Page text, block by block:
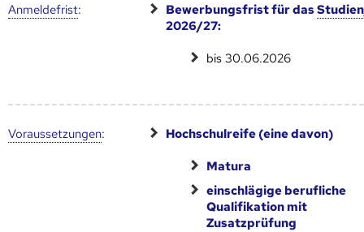
Anmelde­frist: Bewerbungsfrist für das
2026/27:
bis 30.06.2026
Voraus­setzungen: Hochschulreife (eine davon)
Matura
einschlägige berufliche
Qualifikation mit
Zusatzprüfung